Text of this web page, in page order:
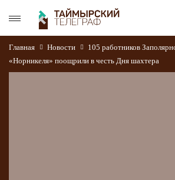
Главная Новости
105 работников
«Норникеля» поощрили в честь Дня шахтера